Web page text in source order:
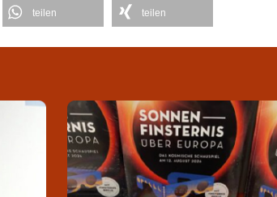
teilen teilen